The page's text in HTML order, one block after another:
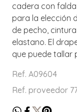
cadera con
para la elección
de pecho,
elastano. El
que puede tallar
Ref. A09604
Ref. proveedor